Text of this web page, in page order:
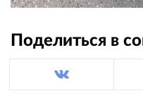
Поделиться в